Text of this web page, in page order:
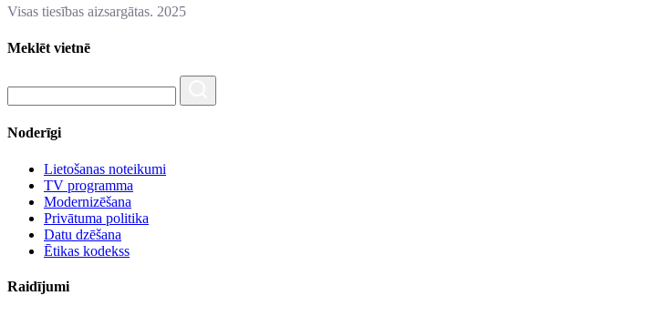
Visas tiesības aizsargātas. 2025
Meklēt vietnē
Noderīgi
Lietošanas noteikumi
TV programma
Modernizēšana
Privātuma politika
Datu dzēšana
Ētikas kodekss
Raidījumi